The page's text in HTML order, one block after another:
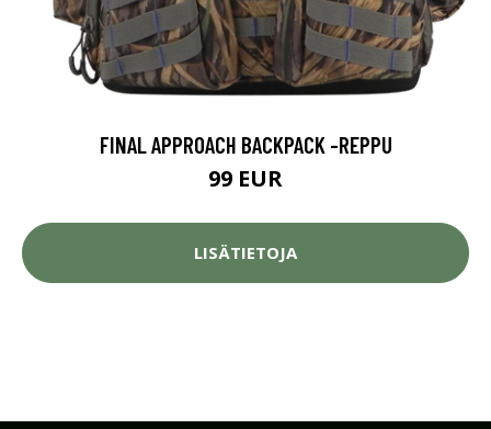
FINAL APPROACH BACKPACK -REPPU
99 EUR
LISÄTIETOJA